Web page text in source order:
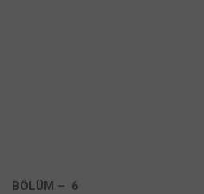
BÖLÜM – 6